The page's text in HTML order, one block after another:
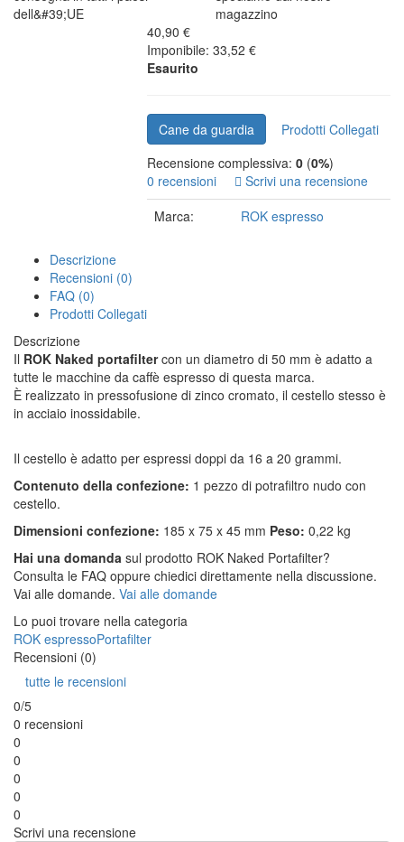
dell&#39;UE
magazzino
40,90 €
Imponibile: 33,52 €
Esaurito
Cane da guardia
Prodotti Collegati
Recensione complessiva: 0 (0%)
0 recensioni
Scrivi una recensione
Marca:
ROK espresso
Descrizione
Recensioni (0)
FAQ (0)
Prodotti Collegati
Descrizione
Il ROK Naked portafiltercon un diametro di 50 mm è adatto a
tutte le macchine da caffè espresso di questa marca.
È realizzato in pressofusione di zinco cromato, il cestello stesso è
in acciaio inossidabile.
Il cestello è adatto per espressi doppi da 16 a 20 grammi.
Contenuto della confezione: 1 pezzo di potrafiltro nudo con
cestello.
Dimensioni confezione: 185 x 75 x 45 mm Peso: 0,22 kg
Hai una domanda sul prodotto ROK Naked Portafilter?
Consulta le FAQ oppure chiedici direttamente nella discussione.
Vai alle domande. Vai alle domande
Lo puoi trovare nella categoria
ROK espressoPortafilter
Recensioni (0)
tutte le recensioni
0/5
0 recensioni
0
0
0
0
0
Scrivi una recensione